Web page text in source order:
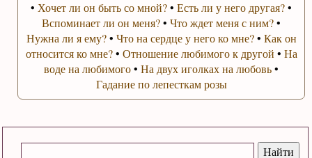
• Хочет ли он быть со мной?•Есть ли у него другая?•
Вспоминает ли он меня?•Что ждет меня с ним?•
Нужна ли я ему?• Что на сердце у него ко мне?• Как он
относится ко мне?• Отношение любимого к другой • На
воде на любимого•На двух иголках на любовь•
Гадание по лепесткам розы